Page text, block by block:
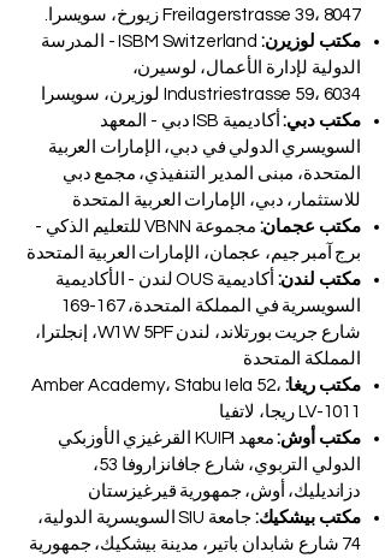
Freilagerstrasse 39، 8047 زيورخ، سويسرا.
مكتب لوزيرن:
ISBM Switzerland - المدرسة
الدولية لإدارة الأعمال، لوسيرن،
Industriestrasse 59، 6034 لوزيرن، سويسرا
مكتب دبي:
أكاديمية ISB دبي - المعهد
السويسري الدولي في دبي، الإمارات العربية
المتحدة، مبنى المدير التنفيذي، مجمع دبي
للاستثمار، دبي، الإمارات العربية المتحدة
مكتب عجمان:
مجموعة VBNN للتعليم الذكي -
برج آمبر جيم، عجمان، الإمارات العربية المتحدة
مكتب لندن:
أكاديمية OUS لندن - الأكاديمية
السويسرية في المملكة المتحدة، 167-169
شارع جريت بورتلاند، لندن W1W 5PF، إنجلترا،
المملكة المتحدة
مكتب ريغا: Amber Academy، Stabu Iela 52،
LV-1011 ريجا، لاتفيا
مكتب أوش:
معهد KUIPI القرغيزي الأوزبكي
الدولي التربوي، شارع جافانزاروفا 53،
دزانديليك، أوش، جمهورية قيرغيزستان
مكتب بيشكيك:
جامعة SIU السويسرية الدولية،
74 شارع شابدان باتير، مدينة بيشكيك، جمهورية